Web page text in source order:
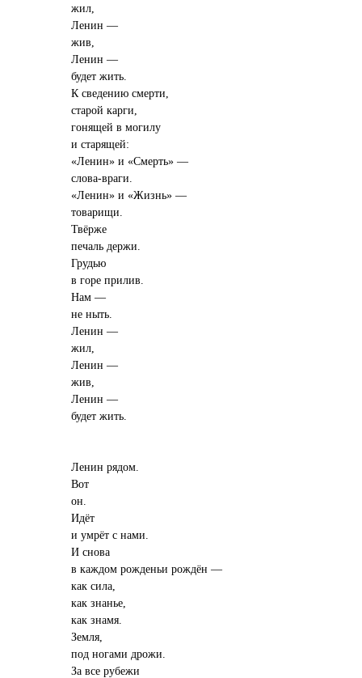
жил,
Ленин —
жив,
Ленин —
будет жить.
К сведению смерти,
старой карги,
гонящей в могилу
и старящей:
«Ленин» и «Смерть» —
слова-враги.
«Ленин» и «Жизнь» —
товарищи.
Твёрже
печаль держи.
Грудью
в горе прилив.
Нам —
не ныть.
Ленин —
жил,
Ленин —
жив,
Ленин —
будет жить.
Ленин рядом.
Вот
он.
Идёт
и умрёт с нами.
И снова
в каждом рожденьи рождён —
как сила,
как знанье,
как знамя.
Земля,
под ногами дрожи.
За все рубежи